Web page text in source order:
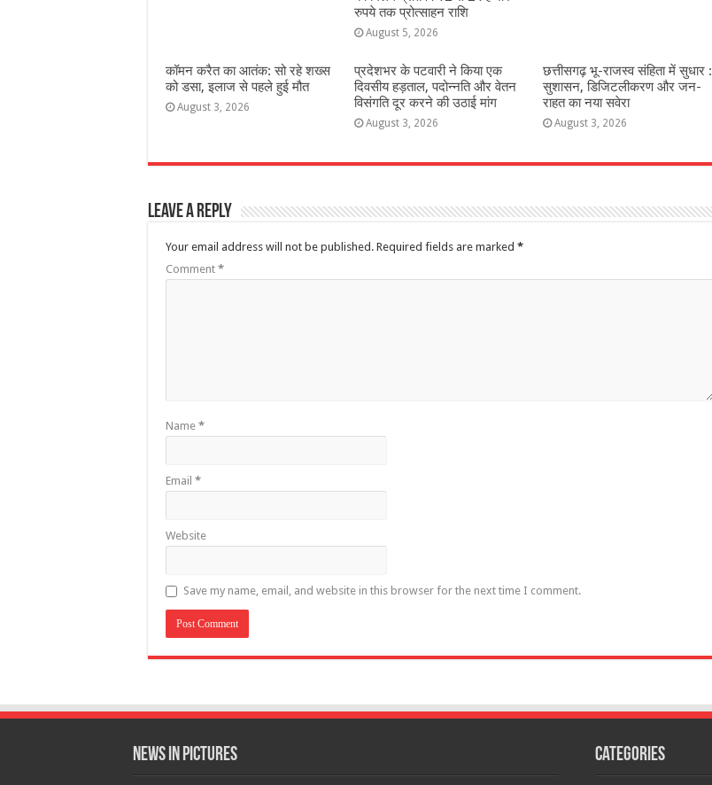
रुपये तक प्रोत्साहन राशि
August 5, 2026
कॉमन करैत का आतंक: सो रहे शख्स
को डसा, इलाज से पहले हुई मौत
August 3, 2026
प्रदेशभर के पटवारी ने किया एक
दिवसीय हड़ताल, पदोन्नति और वेतन
विसंगति दूर करने की उठाई मांग
August 3, 2026
छत्तीसगढ़ भू-राजस्व संहिता में सुधार :
सुशासन, डिजिटलीकरण और जन-
राहत का नया सवेरा
August 3, 2026
Leave a Reply
Your email address will not be published. Required fields are marked *
Comment *
Name *
Email *
Website
Save my name, email, and website in this browser for the next time I comment.
News in Pictures Categories